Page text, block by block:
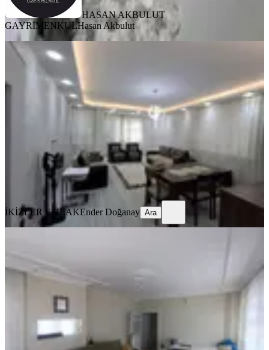
HASAN AKBULUT
GAYRİMENKULHasan Akbulut
KOMBİLİ
İkizler Gayrimenkul'den Kernek
Şelalesi Civarı Satılık 4+1 Daire
Battalgazi, Fırat Mahallesi
220 m²·2. Kat·28.04.2026
İKİZLER EMLAKEnder Doğanay
İKİZLER EMLAKEnder Doğanay Ara
Battalgazi, Fırat Mahallesi
2. Kat
2.850.000 ₺